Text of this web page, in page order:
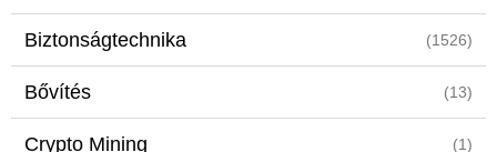
Biztonságtechnika (1526)
Bővítés (13)
Crypto Mining (1)